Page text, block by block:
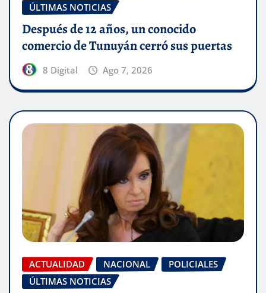
ÚLTIMAS NOTICIAS
Después de 12 años, un conocido
comercio de Tunuyán cerró sus puertas
8 Digital Ago 7, 2026
ACTUALIDAD NACIONAL
POLICIALES
ÚLTIMAS NOTICIAS